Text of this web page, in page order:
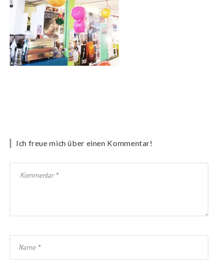
Ich freue mich über einen Kommentar!